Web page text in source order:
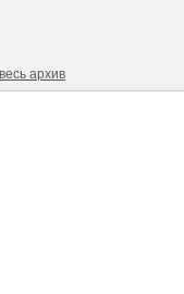
архив